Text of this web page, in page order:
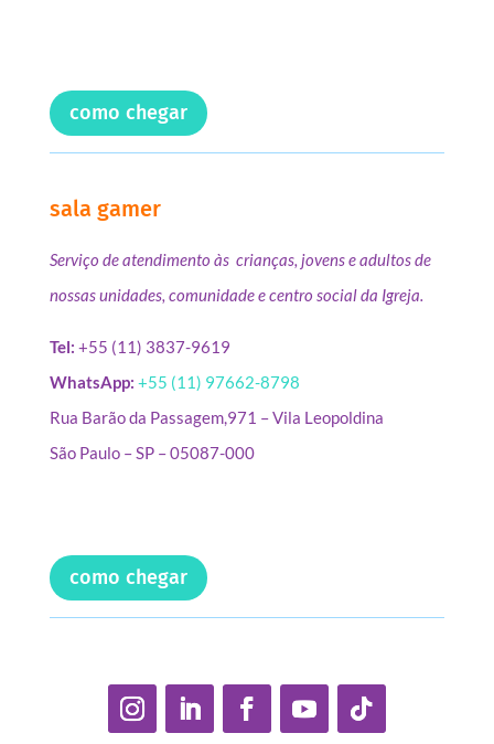
como chegar
sala gamer
Serviço de atendimento às crianças, jovens e adultos de
nossas unidades, comunidade e centro social da Igreja.
Tel: +55 (11) 3837-9619
WhatsApp: +55 (11) 97662-8798
Rua Barão da Passagem,971 – Vila Leopoldina
São Paulo – SP – 05087-000
como chegar